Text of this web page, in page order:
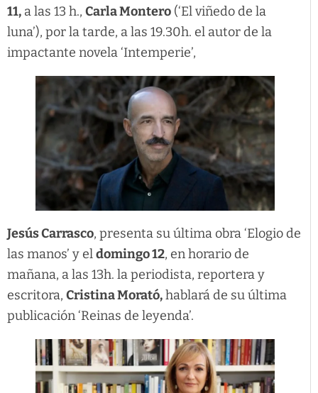
11, a las 13 h., Carla Montero (‘El viñedo de la
luna’), por la tarde, a las 19.30h. el autor de la
impactante novela ‘Intemperie’,
Jesús Carrasco, presenta su última obra ‘Elogio de
las manos’ y eldomingo 12, en horario de
mañana, a las 13h. la periodista, reportera y
escritora, Cristina Morató,hablará de su última
publicación ‘Reinas de leyenda’.